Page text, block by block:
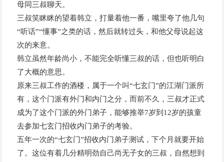
母同三叔聊天。
三叔笑眯眯的望着韩立，打量着他一番，嘴里夸了他几句
“听话”“懂事”之类的话，然后就转过头，和他父母说起这
次的来意。
韩立虽然年龄尚小，不能完全听懂三叔的话，但也听明白
了大概的意思。
原来三叔工作的酒楼，属于一个叫“七玄门”的江湖门派所
有，这个门派有外门和内门之分，而前不久，三叔才正式
成为了这个门派的外门弟子，能够推举7岁到12岁的孩童
去参加七玄门招收内门弟子的考验。
五年一次的“七玄门”招收内门弟子测试，下个月就要开始
了。这位有着几分精明劲自己尚无子女的三叔，自然想到